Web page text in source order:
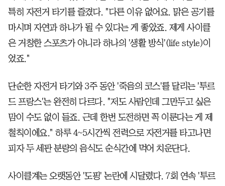
특히 자전거 타기를 즐겼다. "다른 이유 없어요. 맑은 공기를
마시며 자연과 하나가 될 수 있다는 게 좋았죠. 제게 사이클
은 거창한 스포츠가 아니라 하나의 '생활 방식'(life style)이
었죠."
단순한 자전거 타기와 3주 동안 '죽음의 코스'를 달리는 '투르
드 프랑스'는 완전히 다르다. "저도 사람인데 그만두고 싶은
맘이 수도 없이 들죠. 근데 한번 도전하면 꼭 이룬다는 게 제
철칙이에요." 하루 4~5시간씩 전력으로 자전거를 타고나면
피자 두 세판 분량의 음식도 순식간에 먹어 치운단다.
사이클계는 오랫동안 '도핑' 논란에 시달렸다. 7회 연속 '투르